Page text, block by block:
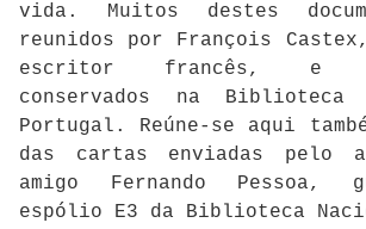
vida. Muitos destes
reunidos por François
escritor francês, e
conservados na Biblioteca
Portugal. Reúne-se aqui
das cartas enviadas pelo
amigo Fernando Pessoa,
espólio E3 da Biblioteca